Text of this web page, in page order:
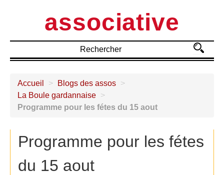
associative
Accueil > Blogs des assos >
La Boule gardannaise >
Programme pour les fétes du 15 aout
Programme pour les fétes
du 15 aout